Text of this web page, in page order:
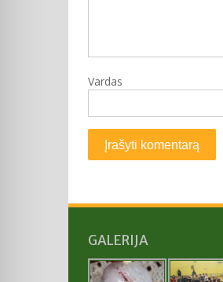
Vardas
GALERIJA